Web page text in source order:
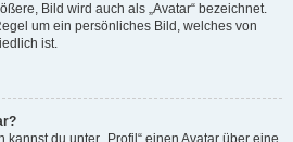
Bild wird auch als „Avatar“ bezeichnet.
um ein persönliches Bild, welches von
ist.
du unter „Profil“ einen Avatar über eine